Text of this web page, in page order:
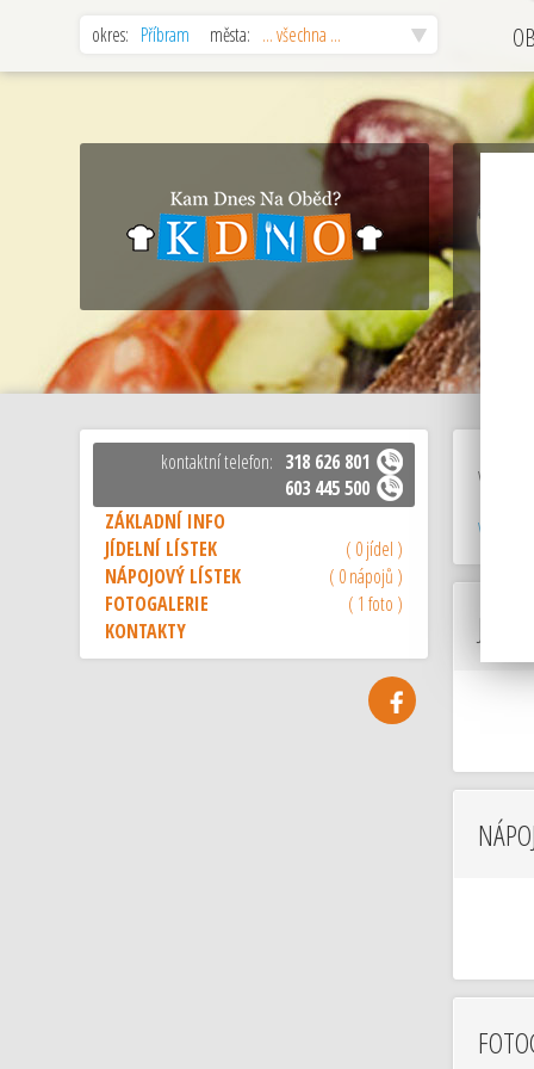
okres: Příbram města: ... všechna ...
kontaktní telefon: 318 626 801
603 445 500
ZÁKLADNÍ INFO
JÍDELNÍ LÍSTEK
( 0 jídel )
NÁPOJOVÝ LÍSTEK
( 0 nápojů )
FOTOGALERIE
( 1 foto )
KONTAKTY
vinárna
vinárna,